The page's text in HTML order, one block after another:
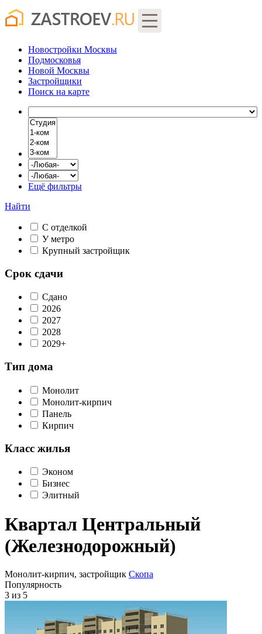
Новостройки Москвы
Подмосковья
Новой Москвы
Застройщики
Поиск на карте
Ещё фильтры
Найти
С отделкой
У метро
Крупный застройщик
Срок сдачи
Сдано
2026
2027
2028
2029+
Тип дома
Монолит
Монолит-кирпич
Панель
Кирпич
Класс жилья
Эконом
Бизнес
Элитный
Квартал Центральный
(Железнодорожный)
Монолит-кирпич, застройщик Скопа
Популярность
3 из 5